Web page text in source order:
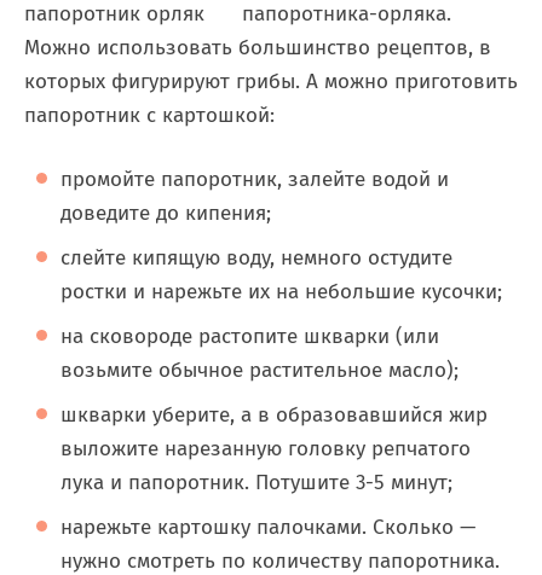
папоротника-орляка.
Можно использовать большинство рецептов, в
которых фигурируют грибы. А можно приготовить
папоротник с картошкой:
промойте папоротник, залейте водой и
доведите до кипения;
слейте кипящую воду, немного остудите
ростки и нарежьте их на небольшие кусочки;
на сковороде растопите шкварки (или
возьмите обычное растительное масло);
шкварки уберите, а в образовавшийся жир
выложите нарезанную головку репчатого
лука и папоротник. Потушите 3-5 минут;
нарежьте картошку палочками. Сколько —
нужно смотреть по количеству папоротника.